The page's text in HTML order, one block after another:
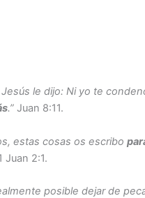
le dijo: Ni yo te
.” Juan 8:11.
estas cosas os escribo
Juan 2:1.
posible dejar de